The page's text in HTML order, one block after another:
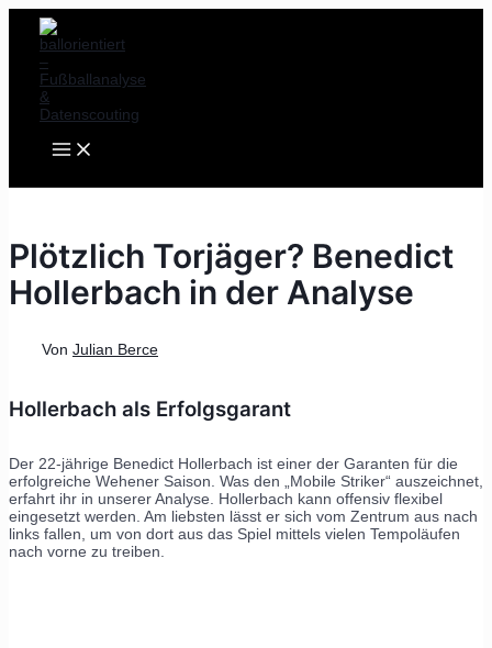
Zum
Inhalt
springen
MENU
Plötzlich Torjäger? Benedict
Hollerbach in der Analyse
Von Julian Berce
Hollerbach als Erfolgsgarant
Der 22-jährige Benedict Hollerbach ist einer der Garanten für die
erfolgreiche Wehener Saison. Was den „Mobile Striker“ auszeichnet,
erfahrt ihr in unserer Analyse. Hollerbach kann offensiv flexibel
eingesetzt werden. Am liebsten lässt er sich vom Zentrum aus nach
links fallen, um von dort aus das Spiel mittels vielen Tempoläufen
nach vorne zu treiben.
Post
navigation